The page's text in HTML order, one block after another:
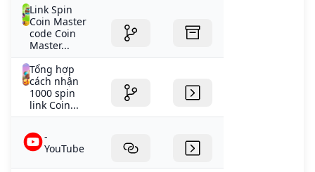
Link Spin
Coin Master
code Coin
Master...
Tổng hợp
cách nhận
1000 spin
link Coin...
-
YouTube